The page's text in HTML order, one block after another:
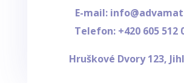
E-mail:
Telefon: +420 605 512
Hruškové Dvory 123,